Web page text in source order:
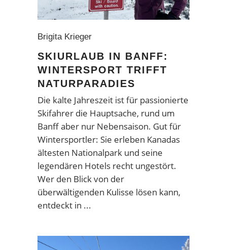
Brigita Krieger
SKIURLAUB IN BANFF:
WINTERSPORT TRIFFT
NATURPARADIES
Die kalte Jahreszeit ist für passionierte
Skifahrer die Hauptsache, rund um
Banff aber nur Nebensaison. Gut für
Wintersportler: Sie erleben Kanadas
ältesten Nationalpark und seine
legendären Hotels recht ungestört.
Wer den Blick von der
überwältigenden Kulisse lösen kann,
entdeckt in